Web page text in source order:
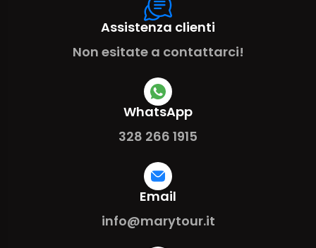
Assistenza clienti
Non esitate a contattarci!
WhatsApp
328 266 1915
Email
info@marytour.it